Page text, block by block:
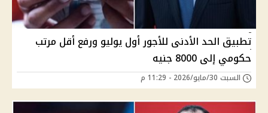
تطبيق الحد الأدنى للأجور أول يوليو ورفع أقل مرتب
حكومي إلى 8000 جنيه
السبت 30/مايو/2026 - 11:29 م